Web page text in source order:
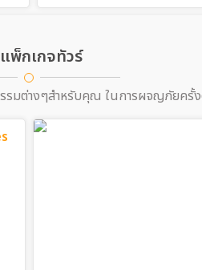
แพ็กเกจทัวร์
รมต่างๆสำหรับคุณ ในการผจญภัยครั้